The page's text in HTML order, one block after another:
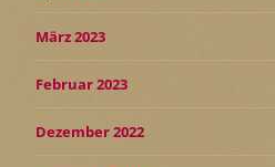
März 2023
Februar 2023
Dezember 2022